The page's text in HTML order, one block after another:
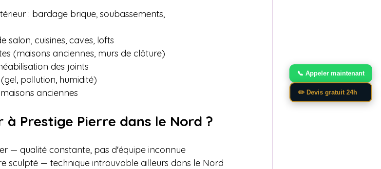
: bardage brique, soubassements,
salon, cuisines, caves, lofts
(maisons anciennes, murs de clôture)
des joints
pollution, humidité)
anciennes
Prestige Pierre dans le Nord ?
— qualité constante, pas d'équipe inconnue
sculpté — technique introuvable ailleurs dans le Nord
📞 Appeler maintenant
✏️ Devis gratuit 24h